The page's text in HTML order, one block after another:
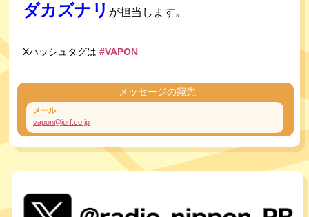
ダカズナリ が担当します。
Xハッシュタグは #VAPON
メッセージの宛先
メール
vapon@jorf.co.jp